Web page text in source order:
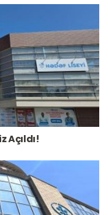
Açıldı!